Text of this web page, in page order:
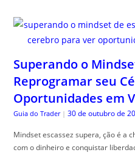
Superando o
Reprogramar seu
Oportunidades em
Guia do Trader | 30 de outubro de
Mindset escassez supera, ção é a
com o dinheiro e conquistar